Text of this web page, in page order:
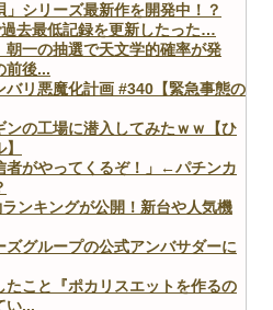
」シリーズ最新作を開発中！？
過去最低記録を更新したった…
朝一の抽選で天文学的確率が発
前後...
バリ悪魔化計画 #340【緊急事態の
ンの工場に潜入してみたｗｗ【ひ
者がやってくるぞ！」←パチンカ
ンキングが公開！新台や人気機
グループの公式アンバサダーに
たこと『ポカリスエットを作るの
い...